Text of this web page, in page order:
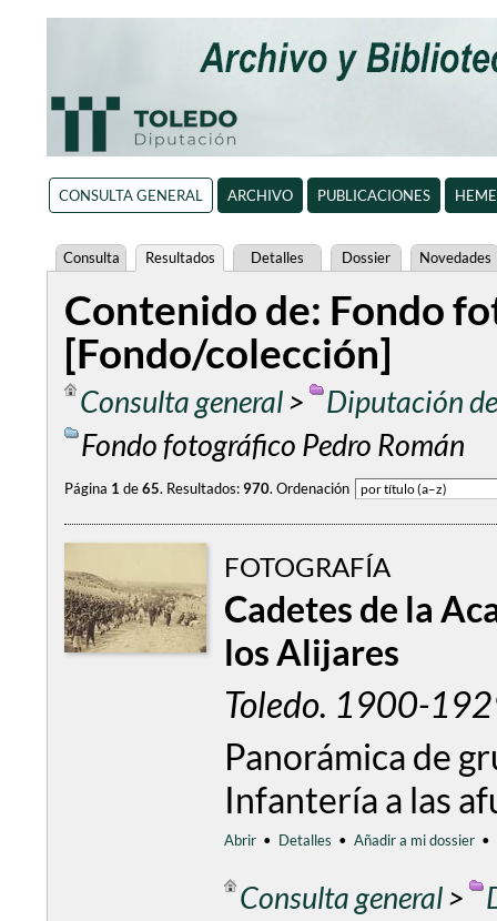
CONSULTA GENERAL ARCHIVO PUBLICACIONES
Consulta Resultados Detalles Dossier Novedades
Contenido de: Fondo
[Fondo/colección]
Consulta general>
Diputación
Fondo fotográfico Pedro Román
Página 1 de65. Resultados:970. Ordenación
FOTOGRAFÍA
Cadetes de la
los Alijares
Toledo. 1900-
Panorámica de
Infantería a las
Abrir • Detalles • Añadir a mi dossier •
Consulta general>